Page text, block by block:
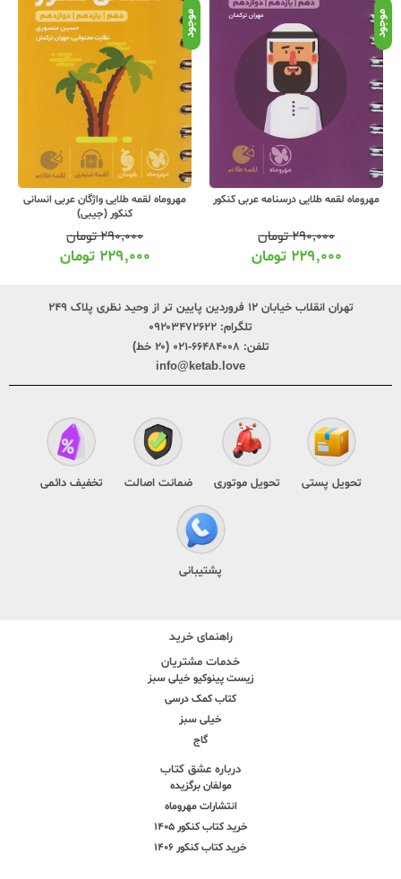
موجود
مهروماه لقمه طلایی درسنامه عربی کنکور
۲۹۰,۰۰۰تومان
۲۲۹,۰۰۰تومان
موجود
مهروماه لقمه طلایی واژگان عربی انسانی
کنکور (جیبی)
۲۹۰,۰۰۰تومان
۲۲۹,۰۰۰تومان
تهران انقلاب خیابان ۱۲ فروردین پایین تر از وحید نظری پلاک ۲۴۹
تلگرام: ۰۹۲۰۳۴۷۲۶۲۲
تلفن: ۶۶۴۸۴۰۰۸-۰۲۱ (۲۰ خط)
info@ketab.love
تحویل پستی تحویل موتوری ضمانت اصالت تخفیف دائمی
پشتیبانی
راهنمای خرید
خدمات مشتریان
زیست پینوکیو خیلی سبز
کتاب کمک درسی
خیلی سبز
گاج
درباره عشق کتاب
مولفان برگزیده
انتشارات مهروماه
خرید کتاب کنکور 1405
خرید کتاب کنکور 1406